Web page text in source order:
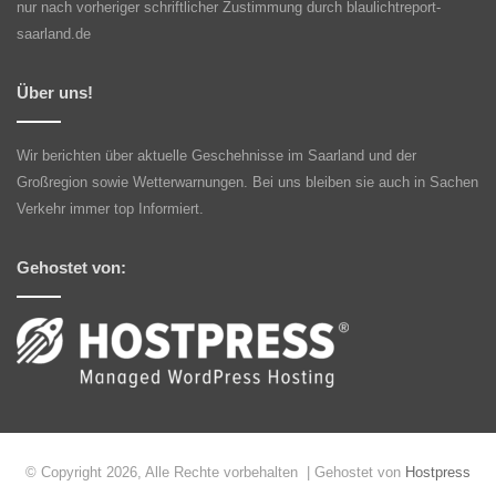
nur nach vorheriger schriftlicher Zustimmung durch blaulichtreport-
saarland.de
Über uns!
Wir berichten über aktuelle Geschehnisse im Saarland und der
Großregion sowie Wetterwarnungen. Bei uns bleiben sie auch in Sachen
Verkehr immer top Informiert.
Gehostet von:
© Copyright 2026, Alle Rechte vorbehalten | Gehostet von Hostpress